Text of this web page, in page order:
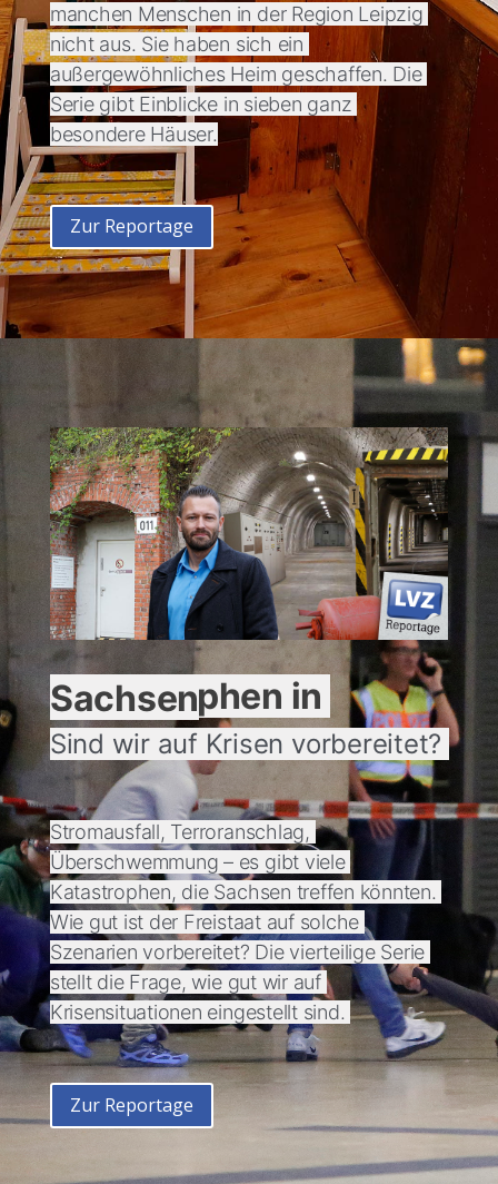
manchen Menschen in der Region Leipzig
nicht aus. Sie haben sich ein
außergewöhnliches Heim geschaffen. Die
Serie gibt Einblicke in sieben ganz
besondere Häuser.
Zur Reportage
Katastrophen in Sachsen
Stromausfall, Terroranschlag,
Überschwemmung – es gibt viele
Katastrophen, die Sachsen treffen könnten.
Wie gut ist der Freistaat auf solche
Szenarien vorbereitet? Die vierteilige Serie
stellt die Frage, wie gut wir auf
Krisensituationen eingestellt sind.
Zur Reportage